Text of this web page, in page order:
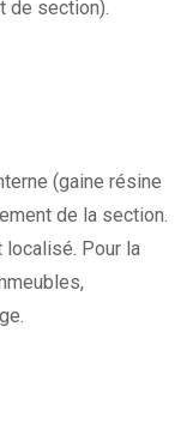
de section).
(gaine résine
de la section.
Pour la